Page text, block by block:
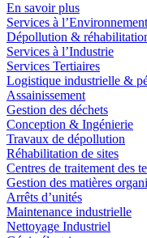
En savoir plus
Services à l’Environnement
Dépollution &
Services à l’Industrie
Services Tertiaires
Logistique industrielle &
Assainissement
Gestion des déchets
Conception & Ingénierie
Travaux de dépollution
Réhabilitation de sites
Centres de traitement des
Gestion des matières
Arrêts d’unités
Maintenance industrielle
Nettoyage Industriel